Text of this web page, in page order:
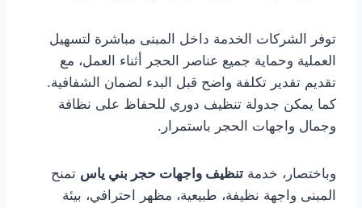
توفر الشركات الخدمة داخل المبنى مباشرة لتسهيل
العملية وحماية جميع عناصر الحجر أثناء العمل، مع
تقديم تقدير تكلفة واضح قبل البدء لضمان الشفافية.
كما يمكن جدولة تنظيف دوري للحفاظ على نظافة
وجمال واجهات الحجر باستمرار.
وباختصار، خدمة تنظيف واجهات حجر بني ياس تمنح
المبنى واجهة نظيفة، طبيعية، مظهر احترافي، بيئة